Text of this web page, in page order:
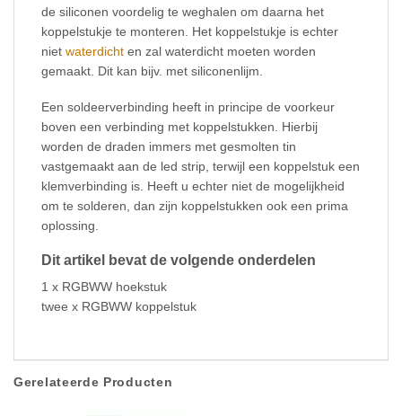
de siliconen voordelig te weghalen om daarna het
koppelstukje te monteren. Het koppelstukje is echter
niet waterdicht en zal waterdicht moeten worden
gemaakt. Dit kan bijv. met siliconenlijm.
Een soldeerverbinding heeft in principe de voorkeur
boven een verbinding met koppelstukken. Hierbij
worden de draden immers met gesmolten tin
vastgemaakt aan de led strip, terwijl een koppelstuk een
klemverbinding is. Heeft u echter niet de mogelijkheid
om te solderen, dan zijn koppelstukken ook een prima
oplossing.
Dit artikel bevat de volgende onderdelen
1 x RGBWW hoekstuk
twee x RGBWW koppelstuk
Gerelateerde Producten